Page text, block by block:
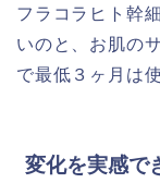
フラコラヒト幹
いのと、お肌の
で最低３ヶ月は
変化を実感で